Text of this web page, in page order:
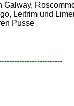
Galway,
Leitrim und
Pusse